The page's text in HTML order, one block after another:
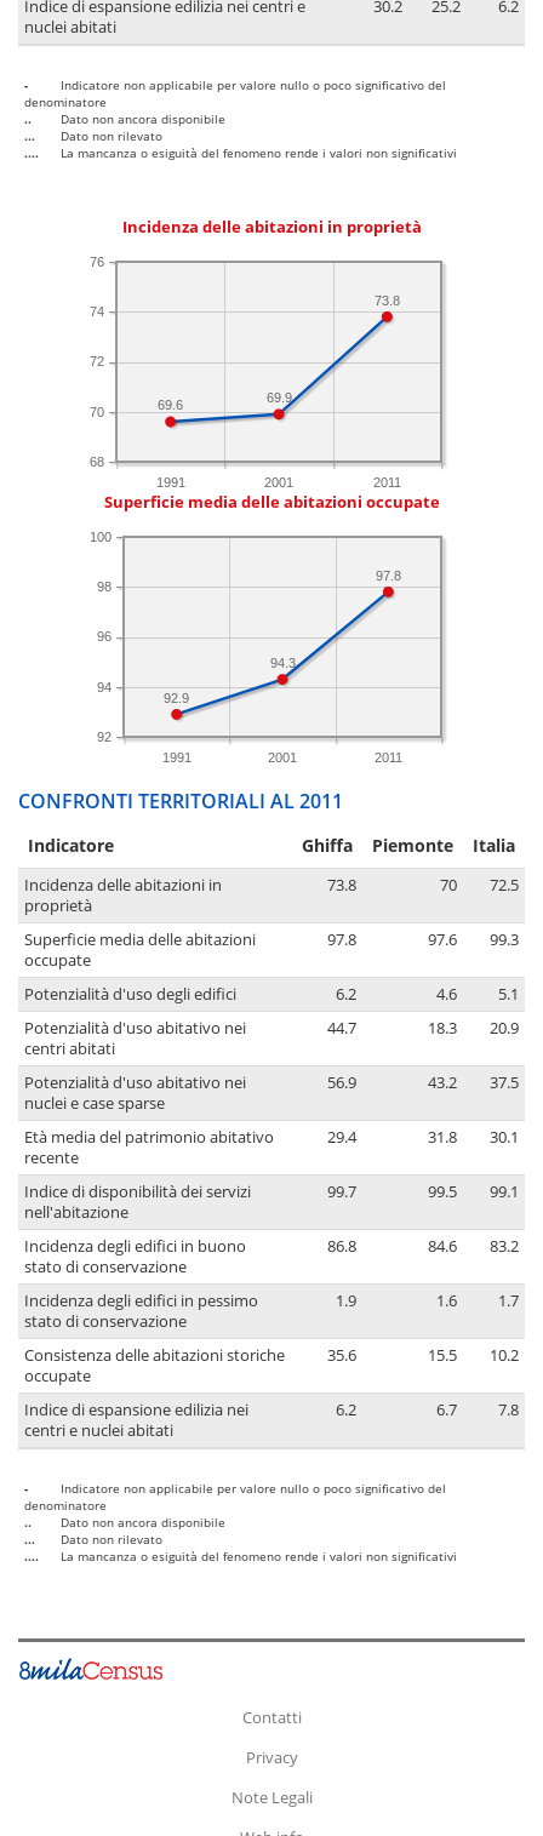
Indice di espansione edilizia nei centri e
nuclei abitati
30.2 25.2 6.2
-
Indicatore non applicabile per valore nullo o poco significativo del
denominatore
..
Dato non ancora disponibile
...
Dato non rilevato
....
La mancanza o esiguità del fenomeno rende i valori non significativi
Incidenza delle abitazioni in proprietà
1991 2001 2011
68
70
72
74
76
73.8
69.9
69.6
Superficie media delle abitazioni occupate
1991 2001 2011
92
94
96
98
100
97.8
94.3
92.9
CONFRONTI TERRITORIALI AL 2011
Indicatore Ghiffa Piemonte Italia
Incidenza delle abitazioni in
proprietà
73.8 70 72.5
Superficie media delle abitazioni
occupate
97.8 97.6 99.3
Potenzialità d'uso degli edifici 6.2 4.6
5.1
Potenzialità d'uso abitativo nei
centri abitati
44.7 18.3 20.9
Potenzialità d'uso abitativo nei
nuclei e case sparse
56.9 43.2 37.5
Età media del patrimonio abitativo
recente
29.4 31.8 30.1
Indice di disponibilità dei servizi
nell'abitazione
99.7 99.5 99.1
Incidenza degli edifici in buono
stato di conservazione
86.8 84.6 83.2
Incidenza degli edifici in pessimo
stato di conservazione
1.9 1.6 1.7
Consistenza delle abitazioni storiche
occupate
35.6 15.5 10.2
Indice di espansione edilizia nei
centri e nuclei abitati
6.2 6.7 7.8
-
Indicatore non applicabile per valore nullo o poco significativo del
denominatore
..
Dato non ancora disponibile
...
Dato non rilevato
....
La mancanza o esiguità del fenomeno rende i valori non significativi
Contatti
Privacy
Note Legali